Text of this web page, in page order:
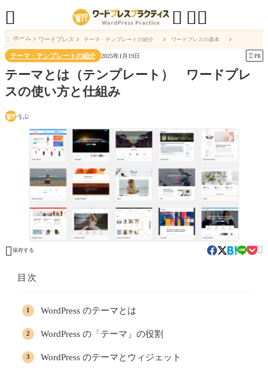
 

 ホーム ワードプレス テーマ・テンプレートの紹介 ワードプレスの基本
テーマ・テンプレートの紹介 2025年1月19日  PR
テーマとは（テンプレート） ワードプレ
スの使い方と仕組み
うぷ
 保存する 
目次
WordPress のテーマとは
WordPress の「テーマ」の役割
WordPress のテーマとウィジェット